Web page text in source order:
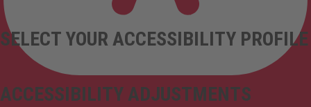
ACCESSIBILITY ADJUSTMENTS
SELECT YOUR ACCESSIBILITY PROFILE